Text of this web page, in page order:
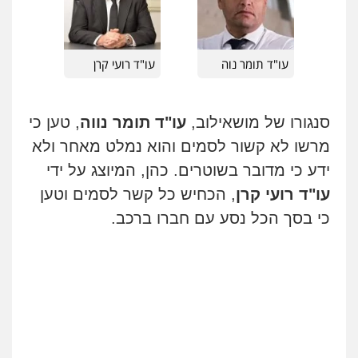
עו"ד שלי גורביץ – לוי
משפט פלילי פשיעה חמורה מעצרים
עו"ד שאדי כבהא
פלילי עורכי דין לענייני אסירים
משרד עורכי דין חן ברוך
עו"ד תומר נוה עו"ד רועי קרן
סנגורו של מושאילוב, עו"ד תומר נווה, טען כי
מרשו לא קשור לסמים והוא נמלט מאחר ולא
ידע כי מדובר בשוטרים. כהן, המיוצג על ידי
עו"ד רועי קרן, הכחיש כל קשר לסמים וטען
כי בסך הכל נסע עם חברו ברכב.